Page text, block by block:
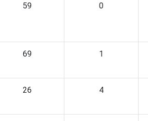
59 0
69 1
26 4